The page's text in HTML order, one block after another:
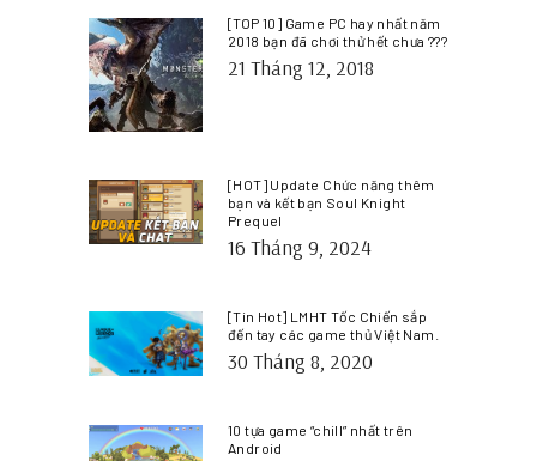
[TOP 10] Game PC hay nhất năm
2018 bạn đã chơi thử hết chưa ???
21 Tháng 12, 2018
[HOT] Update Chức năng thêm
bạn và kết bạn Soul Knight
Prequel
16 Tháng 9, 2024
[Tin Hot] LMHT Tốc Chiến sắp
đến tay các game thủ Việt Nam.
30 Tháng 8, 2020
10 tựa game “chill” nhất trên
Android